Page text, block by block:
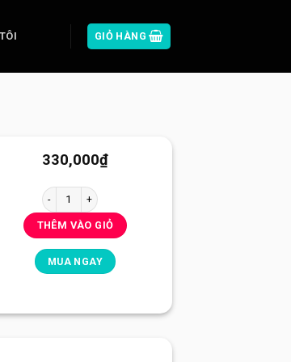
GIỎ HÀNG
330,000₫
1 cây thuốc lá Marlboro Đỏ Việt Nam số lượng
THÊM VÀO GIỎ
MUA NGAY